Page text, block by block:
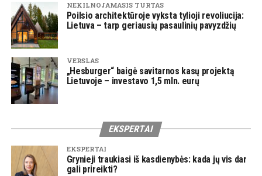
NEKILNOJAMASIS TURTAS
Poilsio architektūroje vyksta tylioji revoliucija:
Lietuva – tarp geriausių pasaulinių pavyzdžių
VERSLAS
„Hesburger“ baigė savitarnos kasų projektą
Lietuvoje – investavo 1,5 mln. eurų
EKSPERTAI
EKSPERTAI
Grynieji traukiasi iš kasdienybės: kada jų vis dar
gali prireikti?